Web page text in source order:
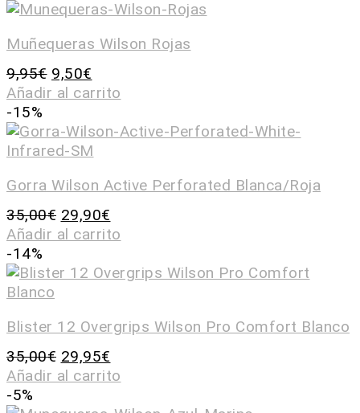
Muñequeras Wilson Rojas
9,95€ 9,50€
Añadir al carrito
-15%
Gorra Wilson Active Perforated Blanca/Roja
35,00€ 29,90€
Añadir al carrito
-14%
Blister 12 Overgrips Wilson Pro Comfort Blanco
35,00€ 29,95€
Añadir al carrito
-5%